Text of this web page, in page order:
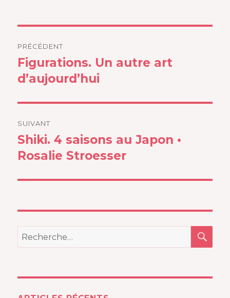
de
l’article
PRÉCÉDENT
Article
précédent :
Figurations. Un autre art
d’aujourd’hui
SUIVANT
Article
suivant :
Shiki. 4 saisons au Japon •
Rosalie Stroesser
Recherche
pour